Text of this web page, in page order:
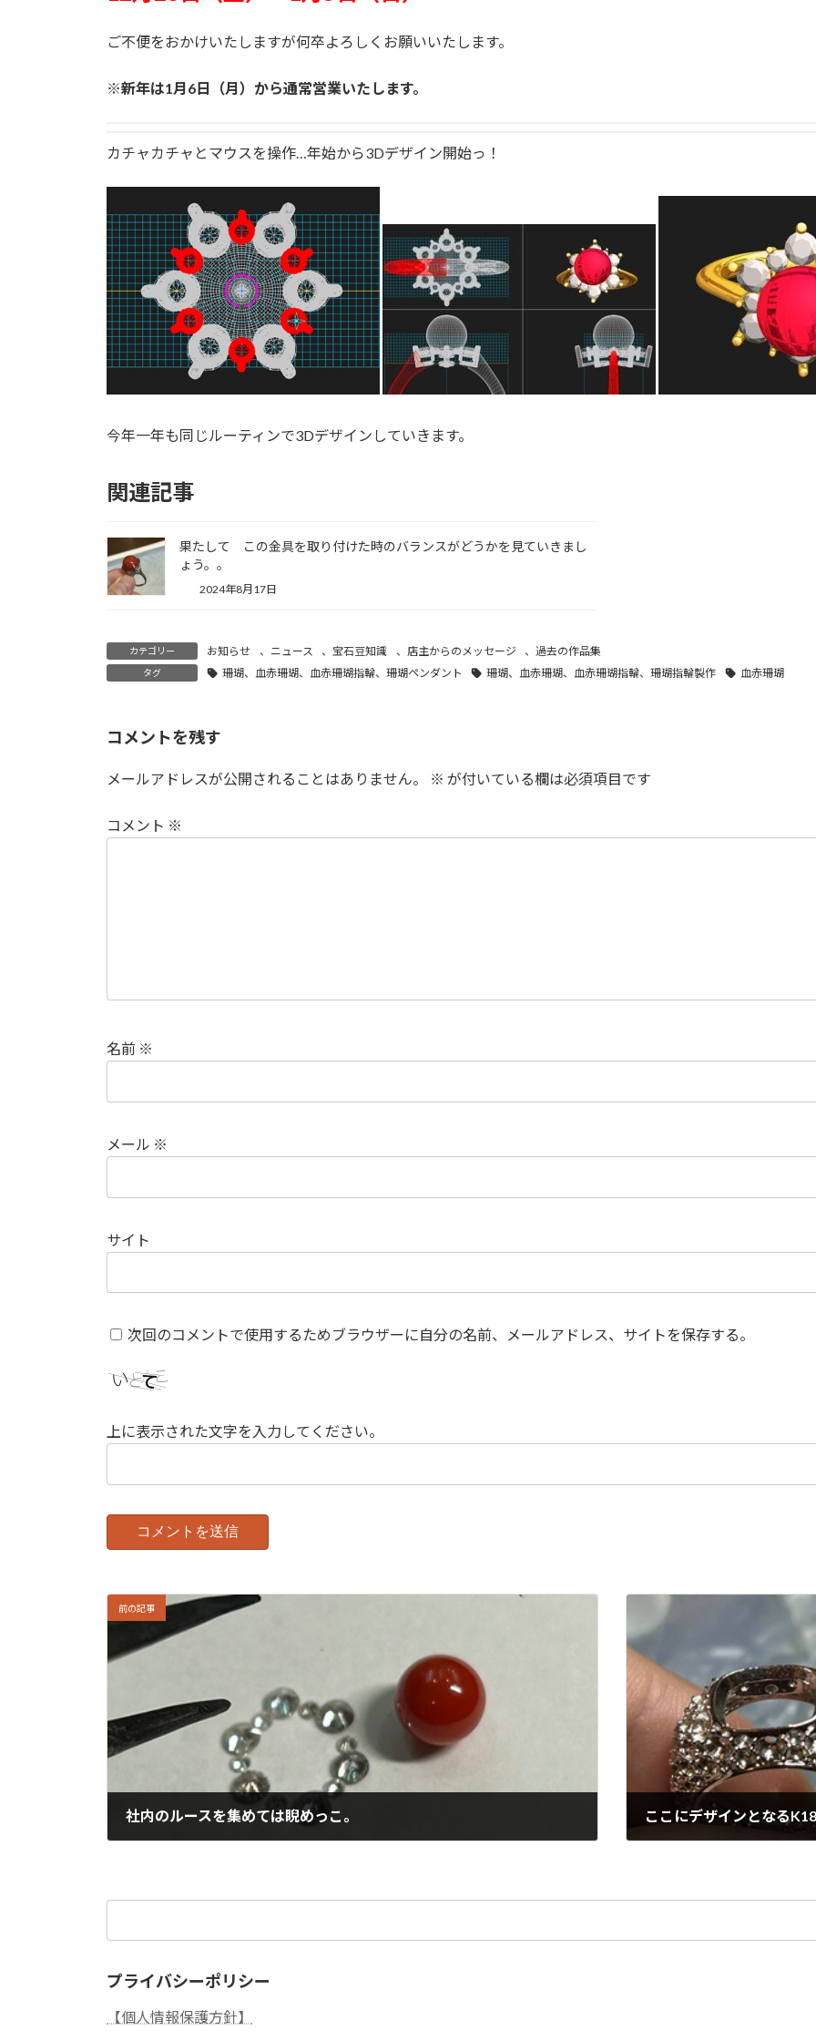
ご不便をおかけいたしますが何卒よろしくお願いいたします。
※新年は1月6日（月）から通常営業いたします。
カチャカチャとマウスを操作…年始から3Dデザイン開始っ！
今年一年も同じルーティンで3Dデザインしていきます。
関連記事
果たして この金具を取り付けた時のバランスがどうかを見ていきまし
ょう。。
2024年8月17日
カテゴリー お知らせ 、 ニュース 、宝石豆知識 、 店主からのメッセージ 、過去の作品集
タグ 珊瑚、血赤珊瑚、血赤珊瑚指輪、珊瑚ペンダント 珊瑚、血赤珊瑚、血赤珊瑚指輪、珊瑚指輪製作 血赤珊瑚
コメントを残す
メールアドレスが公開されることはありません。 ※ が付いている欄は必須項目です
コメント ※
名前 ※
メール ※
サイト
次回のコメントで使用するためブラウザーに自分の名前、メールアドレス、サイトを保存する。
上に表示された文字を入力してください。
前の記事
社内のルースを集めては睨めっこ。 ここにデザインとなる
プライバシーポリシー
【個人情報保護方針】